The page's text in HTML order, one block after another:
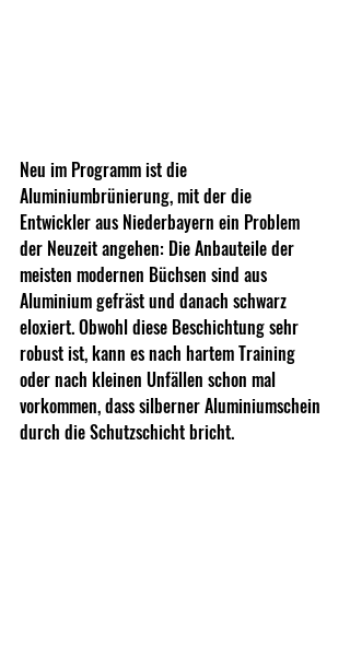
Neu im Programm ist die
Aluminiumbrünierung, mit der die
Entwickler aus Niederbayern ein Problem
der Neuzeit angehen: Die Anbauteile der
meisten modernen Büchsen sind aus
Aluminium gefräst und danach schwarz
eloxiert. Obwohl diese Beschichtung sehr
robust ist, kann es nach hartem Training
oder nach kleinen Unfällen schon mal
vorkommen, dass silberner Aluminiumschein
durch die Schutzschicht bricht.